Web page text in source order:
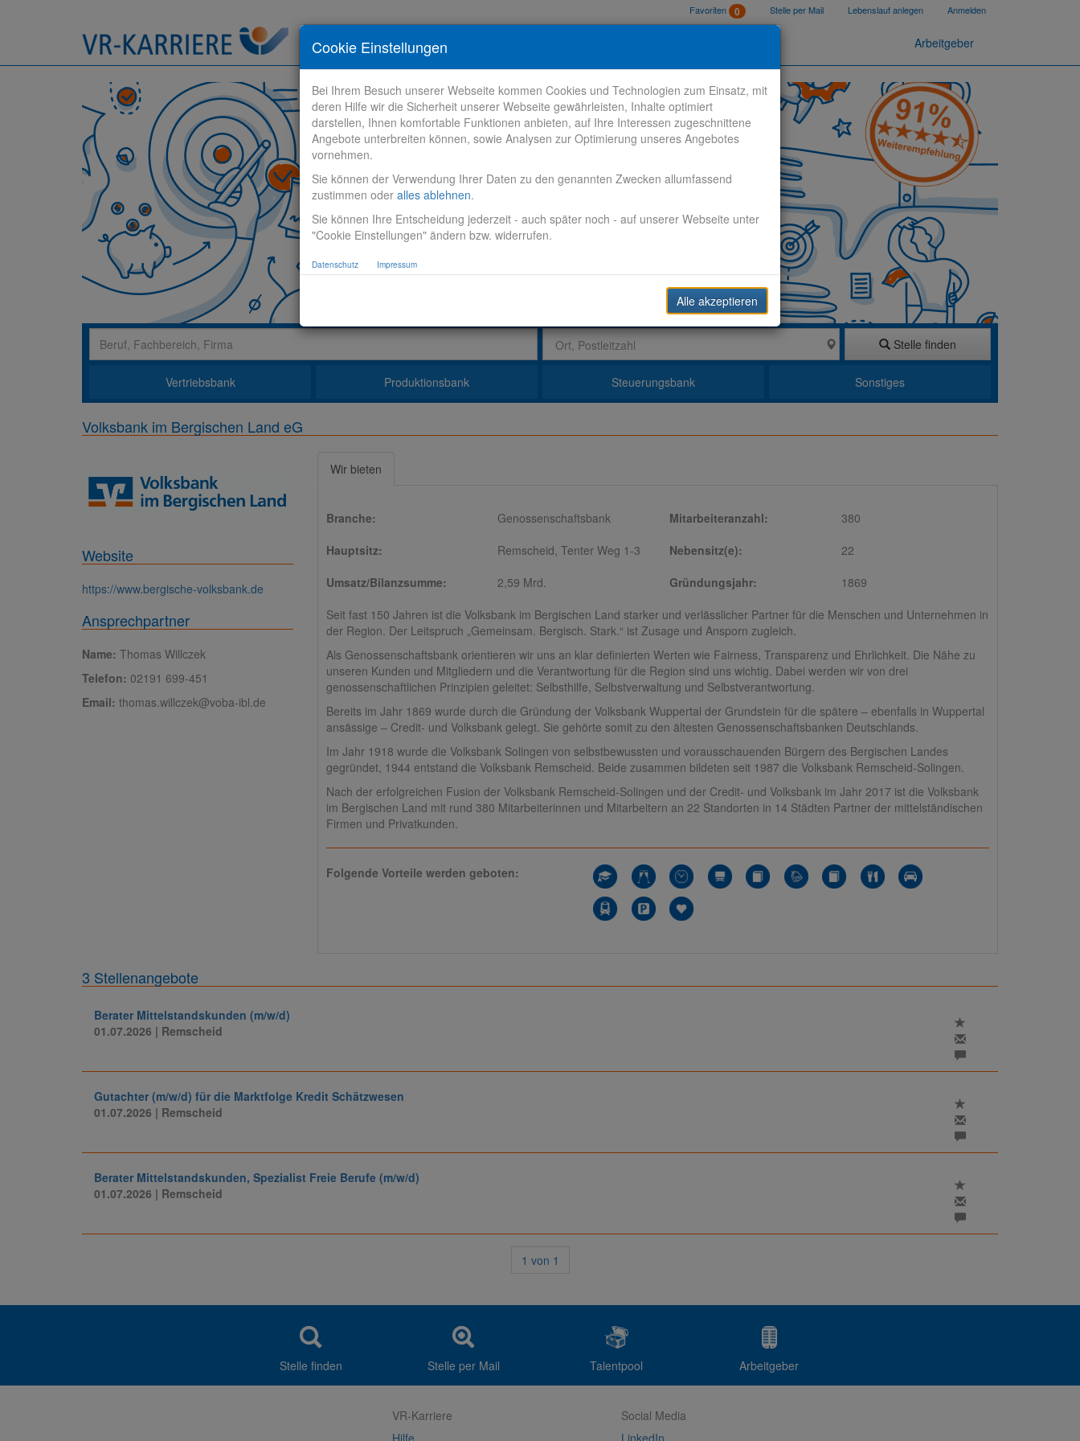
Favoriten 0 Stelle per Mail Lebenslauf anlegen Anmelden
Stelle finden Bewerbungstipps Arbeitgeber
Stelle finden
Vertriebsbank Produktionsbank Steuerungsbank Sonstiges
Volksbank im Bergischen Land eG
Website
https://www.bergische-volksbank.de
Ansprechpartner
Name: Thomas Willczek
Telefon: 02191 699-451
Email: thomas.willczek@voba-ibl.de
Wir bieten
Branche: Genossenschaftsbank Mitarbeiteranzahl:
380
Hauptsitz:
Remscheid, Tenter Weg 1-3 Nebensitz(e):
22
Umsatz/Bilanzsumme:
2,59 Mrd. Gründungsjahr:
1869
Seit fast 150 Jahren ist die Volksbank im Bergischen Land starker und verlässlicher Partner für die Menschen und Unternehmen in
der Region. Der Leitspruch „Gemeinsam. Bergisch. Stark.“ ist Zusage und Ansporn zugleich.
Als Genossenschaftsbank orientieren wir uns an klar definierten Werten wie Fairness, Transparenz und Ehrlichkeit. Die Nähe zu
unseren Kunden und Mitgliedern und die Verantwortung für die Region sind uns wichtig. Dabei werden wir von drei
genossenschaftlichen Prinzipien geleitet: Selbsthilfe, Selbstverwaltung und Selbstverantwortung.
Bereits im Jahr 1869 wurde durch die Gründung der Volksbank Wuppertal der Grundstein für die spätere – ebenfalls in Wuppertal
ansässige – Credit- und Volksbank gelegt. Sie gehörte somit zu den ältesten Genossenschaftsbanken Deutschlands.
Im Jahr 1918 wurde die Volksbank Solingen von selbstbewussten und vorausschauenden Bürgern des Bergischen Landes
gegründet, 1944 entstand die Volksbank Remscheid. Beide zusammen bildeten seit 1987 die Volksbank Remscheid-Solingen.
Nach der erfolgreichen Fusion der Volksbank Remscheid-Solingen und der Credit- und Volksbank im Jahr 2017 ist die Volksbank
im Bergischen Land mit rund 380 Mitarbeiterinnen und Mitarbeitern an 22 Standorten in 14 Städten Partner der mittelständischen
Firmen und Privatkunden.
Folgende Vorteile werden geboten:
3 Stellenangebote
Berater Mittelstandskunden (m/w/d)
01.07.2026 | Remscheid
Gutachter (m/w/d) für die Marktfolge Kredit Schätzwesen
01.07.2026 | Remscheid
Berater Mittelstandskunden, Spezialist Freie Berufe (m/w/d)
01.07.2026 | Remscheid
1 von 1
Stelle finden Stelle per Mail Talentpool Arbeitgeber
VR-Karriere
Social Media
Cookie Einstellungen
Bei Ihrem Besuch unserer Webseite kommen Cookies und Technologien zum Einsatz, mit
deren Hilfe wir die Sicherheit unserer Webseite gewährleisten, Inhalte optimiert
darstellen, Ihnen komfortable Funktionen anbieten, auf Ihre Interessen zugeschnittene
Angebote unterbreiten können, sowie Analysen zur Optimierung unseres Angebotes
vornehmen.
Sie können der Verwendung Ihrer Daten zu den genannten Zwecken allumfassend
zustimmen oder alles ablehnen.
Sie können Ihre Entscheidung jederzeit - auch später noch - auf unserer Webseite unter
"Cookie Einstellungen" ändern bzw. widerrufen.
Datenschutz Impressum
Alle akzeptieren